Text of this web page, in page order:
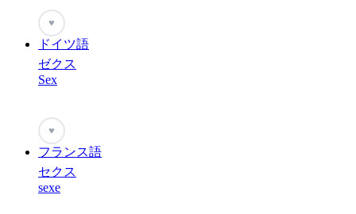
♥
ドイツ語
ゼクス
Sex
♥
フランス語
セクス
sexe